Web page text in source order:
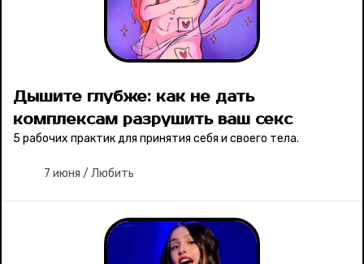
Дышите глубже: как не дать
комплексам разрушить ваш секс
5 рабочих практик для принятия себя и своего тела.
7 июня / Любить